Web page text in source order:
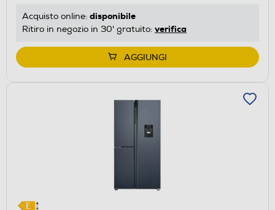
Acquisto online: disponibile
Ritiro in negozio in 30' gratuito: verifica
AGGIUNGI